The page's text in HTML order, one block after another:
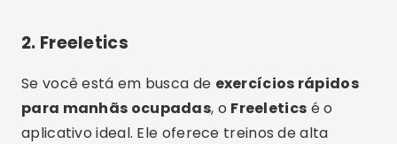
2. Freeletics
Se você está em busca de exercícios rápidos
para manhãs ocupadas, o Freeletics é o
aplicativo ideal. Ele oferece treinos de alta